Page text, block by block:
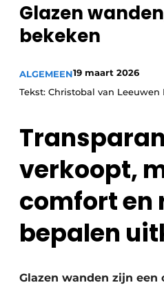
Glazen
bekeken
ALGEMEEN19 maart 2026
Tekst: Christobal van
verkoopt,
comfort en
bepalen
Glazen wanden zijn een